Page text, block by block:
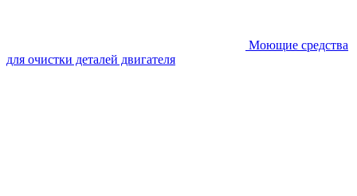
Моющие средства
для очистки деталей двигателя